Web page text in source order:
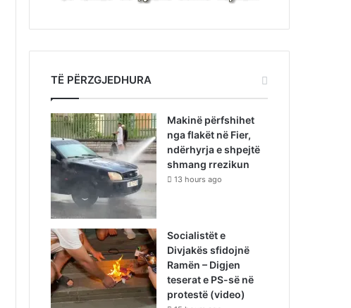
TË PËRZGJEDHURA
Makinë përfshihet
nga flakët në Fier,
ndërhyrja e shpejtë
shmang rrezikun
13 hours ago
Socialistët e
Divjakës sfidojnë
Ramën – Digjen
teserat e PS-së në
protestë (video)